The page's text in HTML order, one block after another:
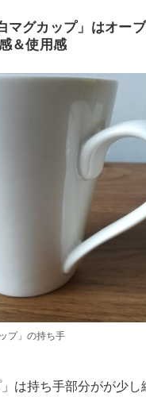
マグカップ」はオー
＆使用感
プ」の持ち手
」は持ち手部分がが少